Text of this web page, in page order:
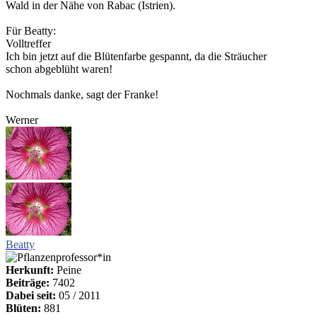
Wald in der Nähe von Rabac (Istrien).
Für Beatty:
Volltreffer
Ich bin jetzt auf die Blütenfarbe gespannt, da die Sträucher
schon abgeblüht waren!
Nochmals danke, sagt der Franke!
Werner
Beatty
Herkunft: Peine
Beiträge: 7402
Dabei seit: 05 / 2011
Blüten: 881